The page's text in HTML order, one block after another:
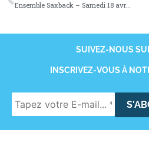
Ensemble Saxback – Samedi 18 avril 2026
SUIVEZ-NOUS
INSCRIVEZ-VOUS À